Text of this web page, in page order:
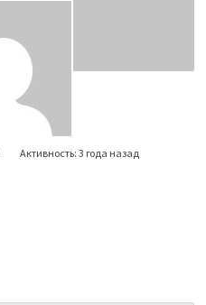
Активность:3 года назад